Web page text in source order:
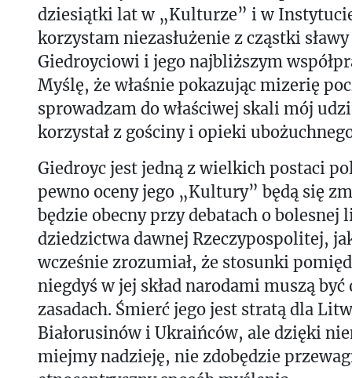
dziesiątki lat w „Kulturze” i w
korzystam niezasłużenie z cząstki
Giedroyciowi i jego najbliższym
Myślę, że właśnie pokazując mizerię
sprowadzam do właściwej skali mój
korzystał z gościny i opieki
Giedroyc jest jedną z wielkich postaci
pewno oceny jego „Kultury” będą się
będzie obecny przy debatach o bolesnej
dziedzictwa dawnej Rzeczypospolitej,
wcześnie zrozumiał, że stosunki
niegdyś w jej skład narodami muszą
zasadach. Śmierć jego jest stratą dla
Białorusinów i Ukraińców, ale dzięki
miejmy nadzieję, nie zdobędzie